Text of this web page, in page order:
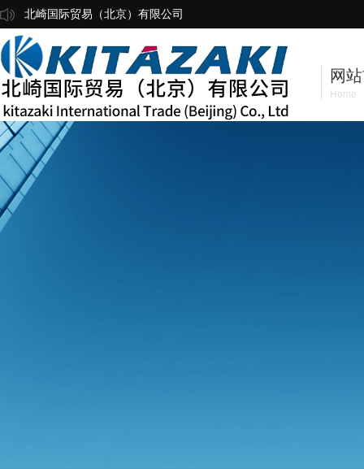
北崎国际贸易（北京）有限公司
网
Home